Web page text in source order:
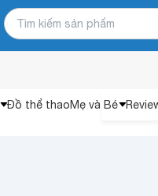
Đồ thể thaoMẹ và Bé